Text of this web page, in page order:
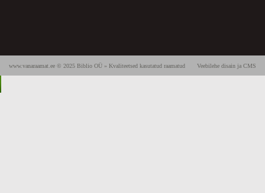
Veebilehe disain ja CMS
www.vanaraamat.ee © 2025 Biblio OÜ » Kvaliteetsed kasutatud raamatud